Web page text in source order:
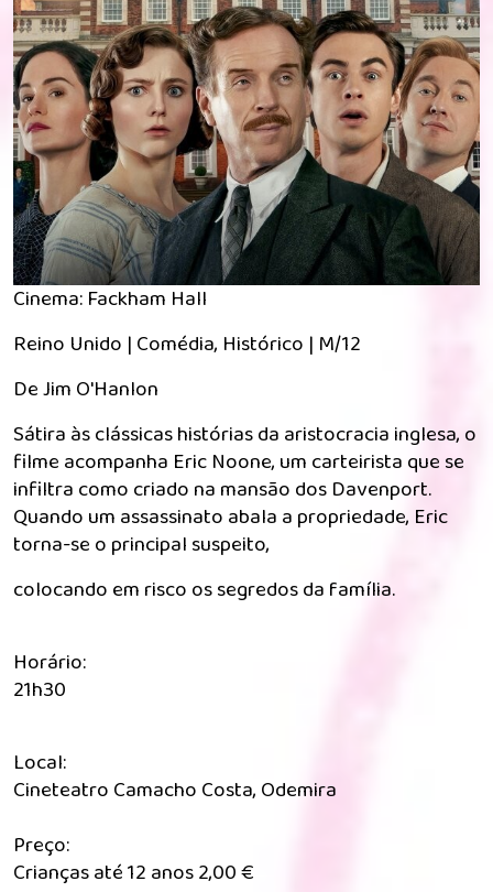
Cinema: Fackham Hall
Reino Unido | Comédia, Histórico | M/12
De Jim O'Hanlon
Sátira às clássicas histórias da aristocracia inglesa, o
filme acompanha Eric Noone, um carteirista que se
infiltra como criado na mansão dos Davenport.
Quando um assassinato abala a propriedade, Eric
torna-se o principal suspeito,
colocando em risco os segredos da família.
Horário:
21h30
Local:
Cineteatro Camacho Costa, Odemira
Preço:
Crianças até 12 anos 2,00 €